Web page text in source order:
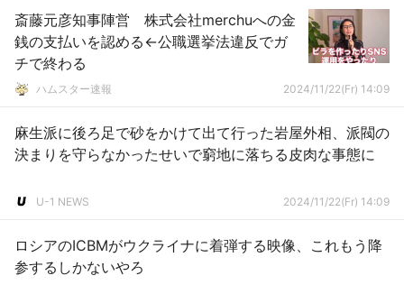
斎藤元彦知事陣営 株式会社merchuへの金
銭の支払いを認める←公職選挙法違反でガ
チで終わる
ハムスター速報 2024/11/22(Fr) 14:09
麻生派に後ろ足で砂をかけて出て行った岩屋外相、派閥の
決まりを守らなかったせいで窮地に落ちる皮肉な事態に
U-1 NEWS 2024/11/22(Fr) 14:09
ロシアのICBMがウクライナに着弾する映像、これもう降
参するしかないやろ